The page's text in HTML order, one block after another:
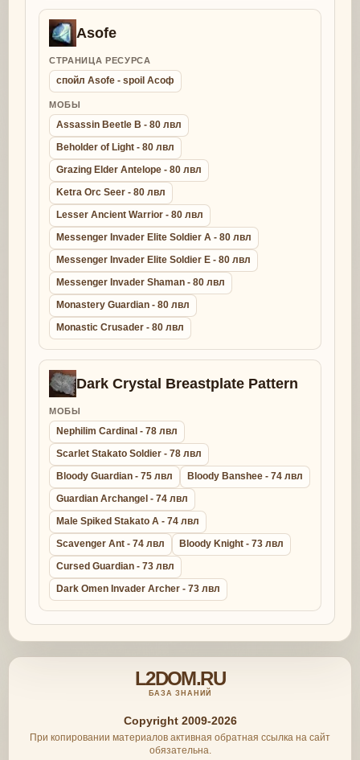
Asofe
СТРАНИЦА РЕСУРСА
спойл Asofe - spoil Асоф
МОБЫ
Assassin Beetle B - 80 лвл
Beholder of Light - 80 лвл
Grazing Elder Antelope - 80 лвл
Ketra Orc Seer - 80 лвл
Lesser Ancient Warrior - 80 лвл
Messenger Invader Elite Soldier A - 80 лвл
Messenger Invader Elite Soldier E - 80 лвл
Messenger Invader Shaman - 80 лвл
Monastery Guardian - 80 лвл
Monastic Crusader - 80 лвл
Dark Crystal Breastplate Pattern
МОБЫ
Nephilim Cardinal - 78 лвл
Scarlet Stakato Soldier - 78 лвл
Bloody Guardian - 75 лвл
Bloody Banshee - 74 лвл
Guardian Archangel - 74 лвл
Male Spiked Stakato A - 74 лвл
Scavenger Ant - 74 лвл
Bloody Knight - 73 лвл
Cursed Guardian - 73 лвл
Dark Omen Invader Archer - 73 лвл
L2DOM.RU
БАЗА ЗНАНИЙ
Copyright 2009-2026
При копировании материалов активная обратная ссылка на сайт
обязательна.